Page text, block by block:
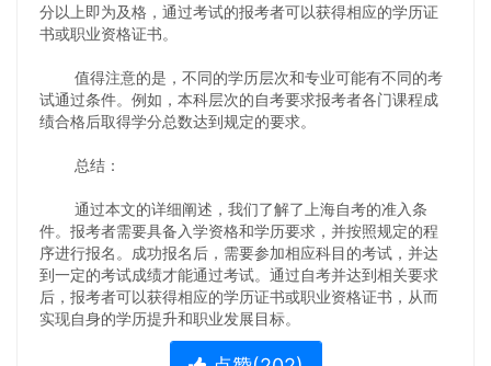
分以上即为及格，通过考试的报考者可以获得相应的学历证
书或职业资格证书。
值得注意的是，不同的学历层次和专业可能有不同的考
试通过条件。例如，本科层次的自考要求报考者各门课程成
绩合格后取得学分总数达到规定的要求。
总结：
通过本文的详细阐述，我们了解了上海自考的准入条
件。报考者需要具备入学资格和学历要求，并按照规定的程
序进行报名。成功报名后，需要参加相应科目的考试，并达
到一定的考试成绩才能通过考试。通过自考并达到相关要求
后，报考者可以获得相应的学历证书或职业资格证书，从而
实现自身的学历提升和职业发展目标。